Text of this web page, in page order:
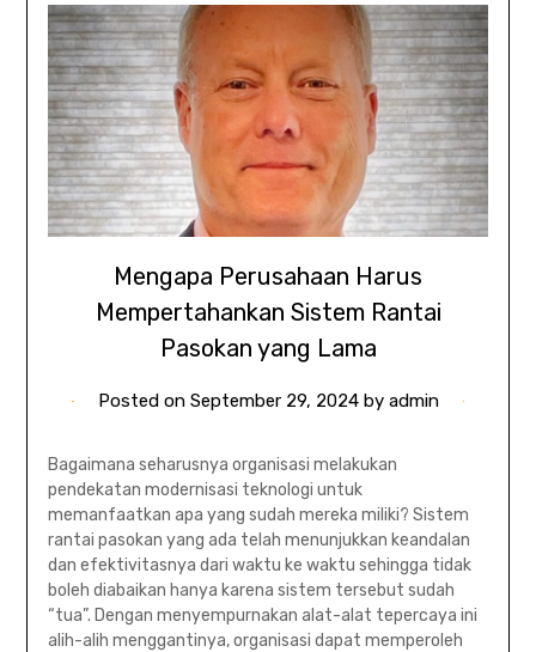
Mengapa Perusahaan Harus
Mempertahankan Sistem Rantai
Pasokan yang Lama
Posted on September 29, 2024by admin
Bagaimana seharusnya organisasi melakukan
pendekatan modernisasi teknologi untuk
memanfaatkan apa yang sudah mereka miliki? Sistem
rantai pasokan yang ada telah menunjukkan keandalan
dan efektivitasnya dari waktu ke waktu sehingga tidak
boleh diabaikan hanya karena sistem tersebut sudah
“tua”. Dengan menyempurnakan alat-alat tepercaya ini
alih-alih menggantinya, organisasi dapat memperoleh